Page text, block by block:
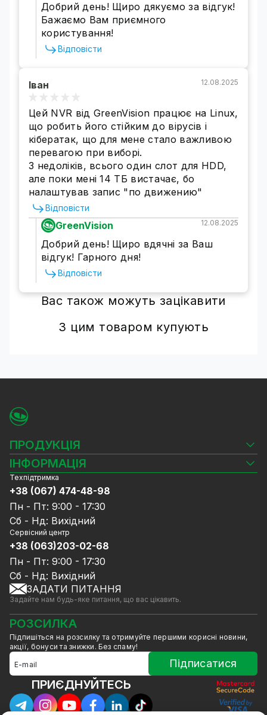
Добрий день! Щиро дякуємо за відгук!
Бажаємо Вам приємного
користування!
Відповісти
Іван 12.08.2025
Цей NVR від GreenVision працює на Linux,
що робить його стійким до вірусів і
кібератак, що для мене стало важливою
перевагою при виборі.
З недоліків, всього один слот для HDD,
але поки мені 14 ТБ вистачає, бо
налаштував запис "по движению"
Відповісти
GreenVision 12.08.2025
Добрий день! Щиро вдячні за Ваш
відгук! Гарного дня!
Відповісти
Вас також можуть зацікавити
З цим товаром купують
ПРОДУКЦІЯ
Камери відеоспостереження
Відеореєстратори
Комплекти відеоспостереження
СКУД
Джерела живлення
Мережеве обладнання
Ноутбуки та комп'ютери
Аксесуари
Акції
Знижені в ціні товари
GreenVision знижки
Мерч від GreenVision
Товари для дому
Товари зняті з виробництва
ІНФОРМАЦІЯ
Блог
Доставка та оплата
Гарантія та Сервісне обслуговування
Політика конфіденційності
Договір публічної оферти
Співпраця
Послуги
Калькулятор розрахунку обсягу HDD
Техпідтримка
+38 (067) 474-48-98
Пн - Пт: 9:00 - 17:30
Сб - Нд: Вихідний
Сервісний центр
+38 (063)203-02-68
Пн - Пт: 9:00 - 17:30
Сб - Нд: Вихідний
ЗАДАТИ ПИТАННЯ
Задайте нам будь-яке питання, що вас цікавить.
РОЗСИЛКА
Підпишіться на розсилку та отримуйте першими корисні новини,
акції, бонуси та знижки. Без спаму!
Підписатися
ПРИЄДНУЙТЕСЬ